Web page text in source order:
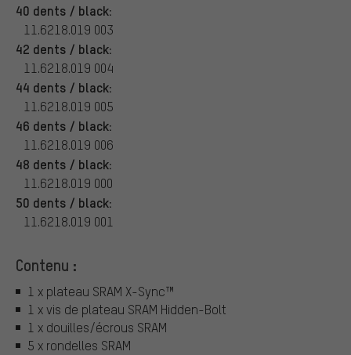
40 dents / black:
11.6218.019 003
42 dents / black:
11.6218.019 004
44 dents / black:
11.6218.019 005
46 dents / black:
11.6218.019 006
48 dents / black:
11.6218.019 000
50 dents / black:
11.6218.019 001
Contenu :
1 x plateau SRAM X-Sync™
1 x vis de plateau SRAM Hidden-Bolt
1 x douilles/écrous SRAM
5 x rondelles SRAM